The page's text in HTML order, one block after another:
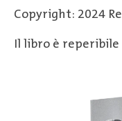
Copyright: 2024
Il libro è